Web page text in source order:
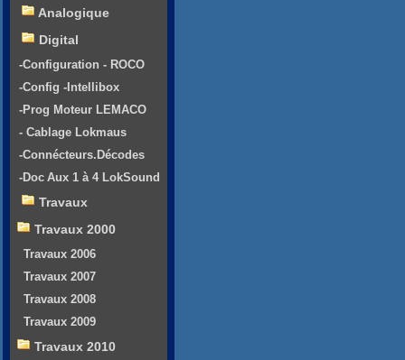
Analogique
Digital
-Configuration - ROCO
-Config -Intellibox
-Prog Moteur LEMACO
- Cablage Lokmaus
-Connécteurs.Décodes
-Doc Aux 1 à 4 LokSound
Travaux
Travaux 2000
Travaux 2006
Travaux 2007
Travaux 2008
Travaux 2009
Travaux 2010